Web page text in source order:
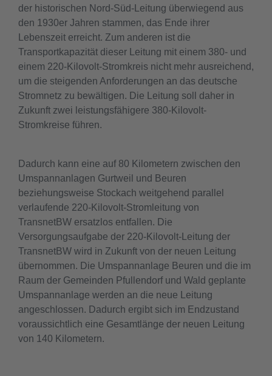
der historischen Nord-Süd-Leitung überwiegend aus
den 1930er Jahren stammen, das Ende ihrer
Lebenszeit erreicht. Zum anderen ist die
Transportkapazität dieser Leitung mit einem 380- und
einem 220-Kilovolt-Stromkreis nicht mehr ausreichend,
um die steigenden Anforderungen an das deutsche
Stromnetz zu bewältigen. Die Leitung soll daher in
Zukunft zwei leistungsfähigere 380-Kilovolt-
Stromkreise führen.
Dadurch kann eine auf 80 Kilometern zwischen den
Umspannanlagen Gurtweil und Beuren
beziehungsweise Stockach weitgehend parallel
verlaufende 220-Kilovolt-Stromleitung von
TransnetBW ersatzlos entfallen. Die
Versorgungsaufgabe der 220-Kilovolt-Leitung der
TransnetBW wird in Zukunft von der neuen Leitung
übernommen. Die Umspannanlage Beuren und die im
Raum der Gemeinden Pfullendorf und Wald geplante
Umspannanlage werden an die neue Leitung
angeschlossen. Dadurch ergibt sich im Endzustand
voraussichtlich eine Gesamtlänge der neuen Leitung
von 140 Kilometern.